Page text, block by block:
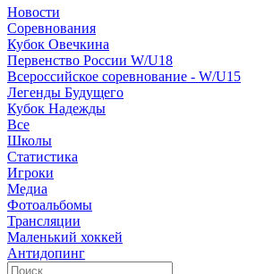
Новости
Соревнования
Кубок Овечкина
Первенство России W/U18
Всероссийское соревнование - W/U15
Легенды Будущего
Кубок Надежды
Все
Школы
Статистика
Игроки
Медиа
Фотоальбомы
Трансляции
Маленький хоккей
Антидопинг